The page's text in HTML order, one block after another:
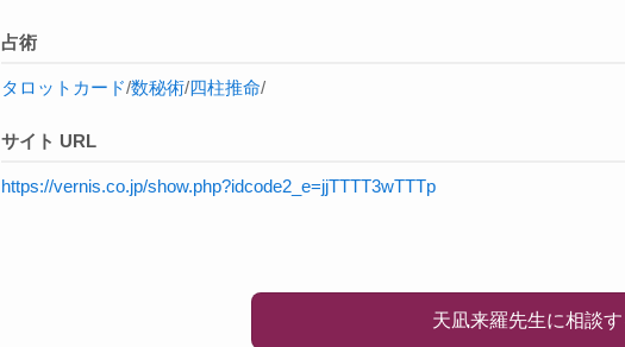
占術
タロットカード/数秘術/四柱推命/
サイト URL
https://vernis.co.jp/show.php?idcode2_e=jjTTTT3wTTTp
天凪来羅先生に相談